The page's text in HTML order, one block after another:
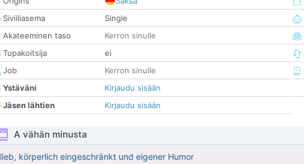
Siviiliasema
Single
Akateeminen taso
Kerron sinulle
Tupakoitsija
ei
Job
Kerron sinulle
Ystäväni
Kirjaudu sisään
Jäsen lähtien
Kirjaudu sisään
A vähän minusta
lieb, körperlich eingeschränkt und eigener Humor